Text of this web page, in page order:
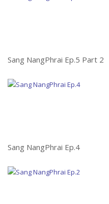
Sang NangPhrai Ep.5 Part 2
Sang NangPhrai Ep.4